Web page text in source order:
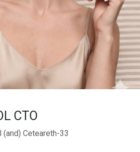
CTO
(and) Ceteareth-33